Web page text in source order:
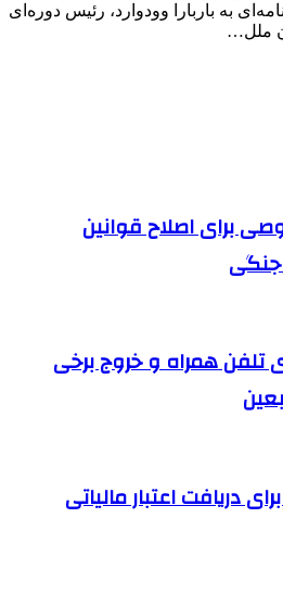
به باربارا وودوارد، رئیس دوره‌ای
ملل…
برای اصلاح قوانین
جنگی
تلفن همراه و خروج برخی
دریافت اعتبار مالیاتی